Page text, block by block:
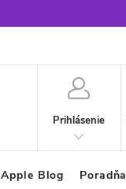
Prihlásenie
Apple Blog Poradňa